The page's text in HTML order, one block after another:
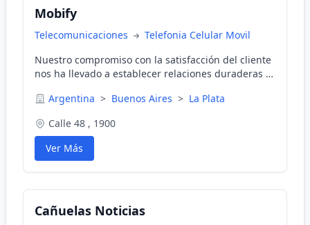
Mobify
Telecomunicaciones
Telefonia Celular Movil
Nuestro compromiso con la satisfacción del cliente
nos ha llevado a establecer relaciones duraderas y
clientes.
Argentina > Buenos Aires > La Plata
Calle 48 , 1900
Ver Más
Cañuelas Noticias